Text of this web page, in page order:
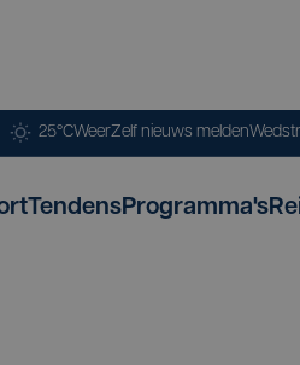
25°CWeerZelf nieuws melden
TendensProgramma's